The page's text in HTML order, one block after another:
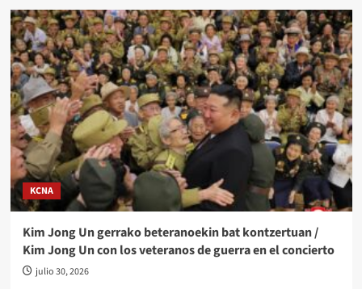
KCNA
Kim Jong Un gerrako beteranoekin bat kontzertuan /
Kim Jong Un con los veteranos de guerra en el concierto
julio 30, 2026